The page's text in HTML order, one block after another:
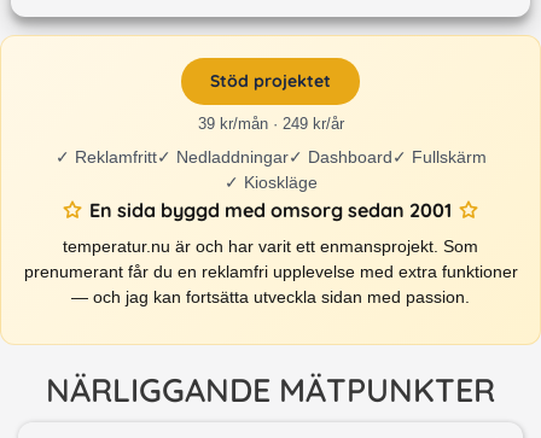
Stöd projektet
39 kr/mån · 249 kr/år
✓ Reklamfritt✓ Nedladdningar✓ Dashboard✓ Fullskärm
✓ Kioskläge
En sida byggd med omsorg sedan 2001
temperatur.nu är och har varit ett enmansprojekt. Som
prenumerant får du en reklamfri upplevelse med extra funktioner
— och jag kan fortsätta utveckla sidan med passion.
NÄRLIGGANDE MÄTPUNKTER